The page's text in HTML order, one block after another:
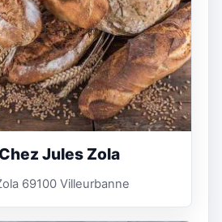
Jules Zola
69100 Villeurbanne